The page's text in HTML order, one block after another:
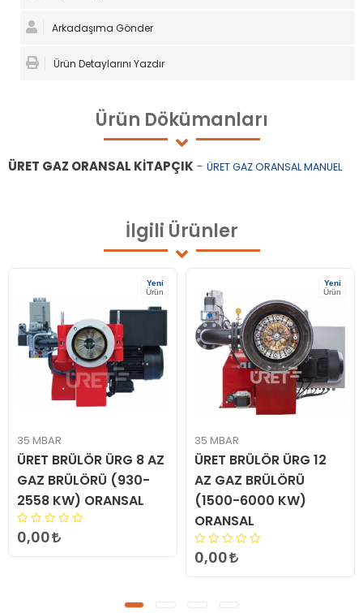
Arkadaşıma Gönder
Ürün Detaylarını Yazdır
Ürün Dökümanları
ÜRET GAZ ORANSAL KİTAPÇIK - ÜRET GAZ ORANSAL MANUEL
İlgili Ürünler
Yeni
Ürün
35 MBAR
ÜRET BRÜLÖR ÜRG 8 AZ
GAZ BRÜLÖRÜ (930-
2558 KW) ORANSAL
0,00
Yeni
Ürün
35 MBAR
ÜRET BRÜLÖR ÜRG 12
AZ GAZ BRÜLÖRÜ
(1500-6000 KW)
ORANSAL
0,00